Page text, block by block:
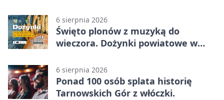
6 sierpnia 2026
Święto plonów z muzyką do
wieczora. Dożynki powiatowe w
6 sierpnia 2026
Ponad 100 osób splata historię
Tarnowskich Gór z włóczki.